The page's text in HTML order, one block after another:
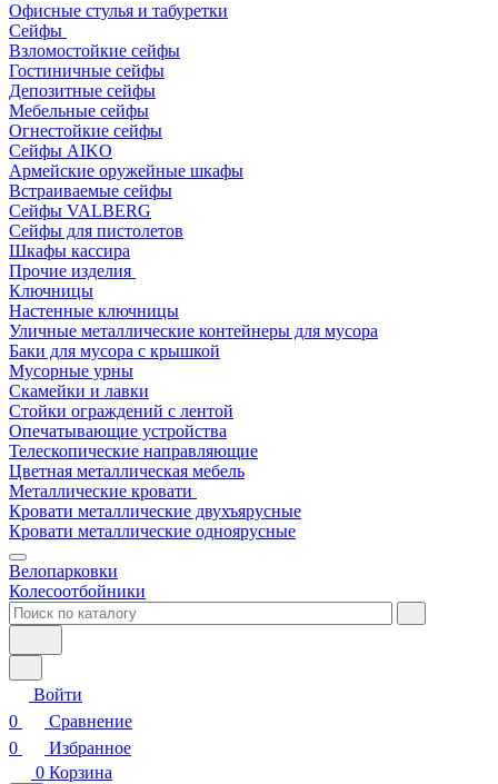
Офисные стулья и табуретки
Сейфы
Взломостойкие сейфы
Гостиничные сейфы
Депозитные сейфы
Мебельные сейфы
Огнестойкие сейфы
Сейфы AIKO
Армейские оружейные шкафы
Встраиваемые сейфы
Сейфы VALBERG
Сейфы для пистолетов
Шкафы кассира
Прочие изделия
Ключницы
Настенные ключницы
Уличные металлические контейнеры для мусора
Баки для мусора с крышкой
Мусорные урны
Скамейки и лавки
Стойки ограждений с лентой
Опечатывающие устройства
Телескопические направляющие
Цветная металлическая мебель
Металлические кровати
Кровати металлические двухъярусные
Кровати металлические одноярусные
Велопарковки
Колесоотбойники
Войти
0
Сравнение
0
Избранное
0 Корзина